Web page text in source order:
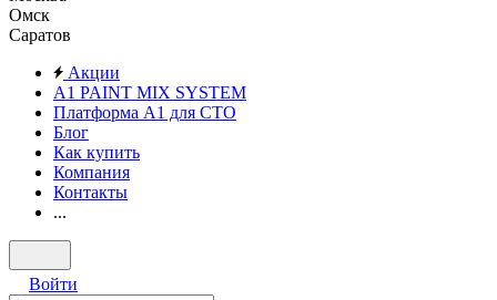
Омск
Саратов
Акции
A1 PAINT MIX SYSTEM
Платформа А1 для СТО
Блог
Как купить
Компания
Контакты
...
Войти